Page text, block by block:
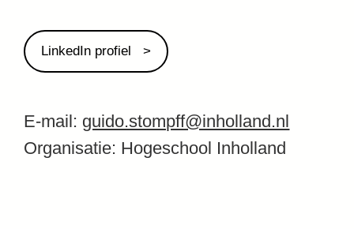
LinkedIn profiel
E-mail: guido.stompff@inholland.nl
Organisatie: Hogeschool Inholland